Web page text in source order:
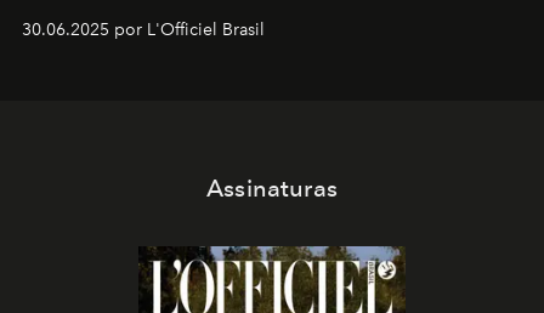
30.06.2025 por L'Officiel Brasil
Assinaturas